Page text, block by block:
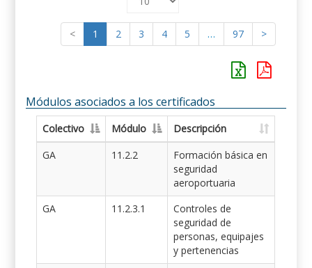
< 1 2 3 4 5 … 97 >
Módulos asociados a los certificados
Colectivo Módulo
Descripción
GA
11.2.2
Formación básica en
seguridad
aeroportuaria
GA
11.2.3.1
Controles de
seguridad de
personas, equipajes
y pertenencias